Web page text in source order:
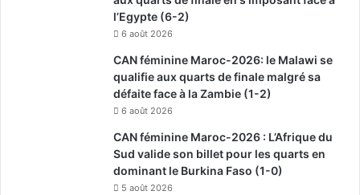
l’Egypte (6-2)
6 août 2026
CAN féminine Maroc-2026: le Malawi se
qualifie aux quarts de finale malgré sa
défaite face à la Zambie (1-2)
6 août 2026
CAN féminine Maroc-2026 : L’Afrique du
Sud valide son billet pour les quarts en
dominant le Burkina Faso (1-0)
5 août 2026